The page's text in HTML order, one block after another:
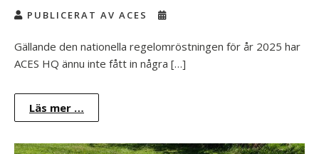
PUBLICERAT AV ACES
Gällande den nationella regelomröstningen för år 2025 har
ACES HQ ännu inte fått in några […]
Läs mer …